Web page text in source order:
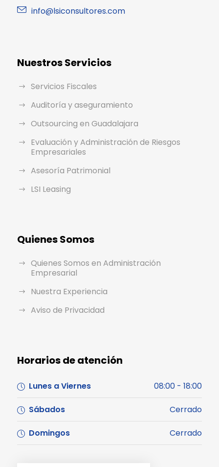
info@lsiconsultores.com
Nuestros Servicios
Servicios Fiscales
Auditoría y aseguramiento
Outsourcing en Guadalajara
Evaluación y Administración de Riesgos
Empresariales
Asesoría Patrimonial
LSI Leasing
Quienes Somos
Quienes Somos en Administración
Empresarial
Nuestra Experiencia
Aviso de Privacidad
Horarios de atención
Lunes a Viernes 08:00 - 18:00
Sábados Cerrado
Domingos Cerrado